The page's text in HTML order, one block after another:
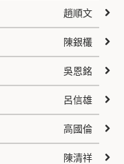
趙順文
陳銀欉
吳恩銘
呂信雄
高國倫
陳清祥